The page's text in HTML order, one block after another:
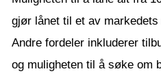
gjør lånet til et av
Andre fordeler inkluderer
og muligheten til å søke om